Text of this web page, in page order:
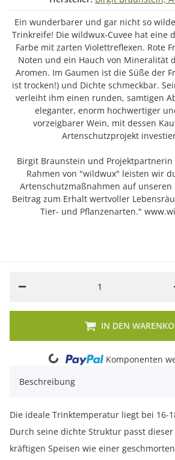
Ein wunderbarer und gar nicht so
Trinkreife! Die wildwux-Cuvee hat eine
Farbe mit zarten Violettreflexen. Rote
Noten und ein Hauch von Mineralität
Aromen. Im Gaumen ist die Süße der
ist trocken!) und Dichte schmeckbar.
verleiht ihm einen runden, samtigen
eleganter, enorm hochwertiger
vorzeigbarer Wein, mit dessen
Artenschutzprojekt
Birgit Braunstein und Projektpartnerin
Rahmen von "wildwux" leisten wir
Artenschutzmaßnahmen auf unseren
Beitrag zum Erhalt wertvoller
Tier- und Pflanzenarten."
IN DEN
Loading...
Komponenten
Beschreibung
Die ideale Trinktemperatur liegt bei 16-
Durch seine dichte Struktur passt
kräftigen Speisen wie einer